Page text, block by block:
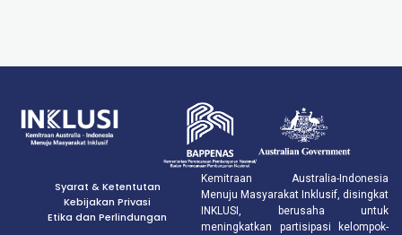
Syarat & Ketentutan
Kebijakan Privasi
Etika dan Perlindungan
Kemitraan Australia-Indonesia
Menuju Masyarakat Inklusif, disingkat
INKLUSI, berusaha untuk
meningkatkan partisipasi kelompok-